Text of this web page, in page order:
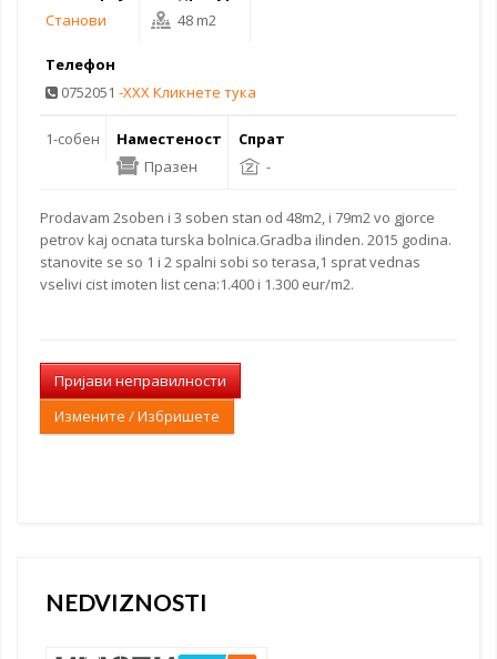
Станови
48 m2
Телефон
0752051 -XXX Кликнете тука
1-собен
Наместеност
Празен
Спрат
-
Prodavam 2soben i 3 soben stan od 48m2, i 79m2 vo gjorce
petrov kaj ocnata turska bolnica.Gradba ilinden. 2015 godina.
stanovite se so 1 i 2 spalni sobi so terasa,1 sprat vednas
vselivi cist imoten list cena:1.400 i 1.300 eur/m2.
Пријави неправилности
Измените / Избришете
NEDVIZNOSTI